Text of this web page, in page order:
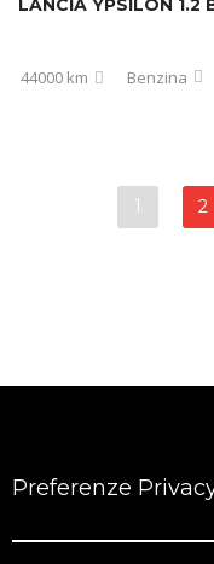
44000 km Benzina
1 2
Preferenze